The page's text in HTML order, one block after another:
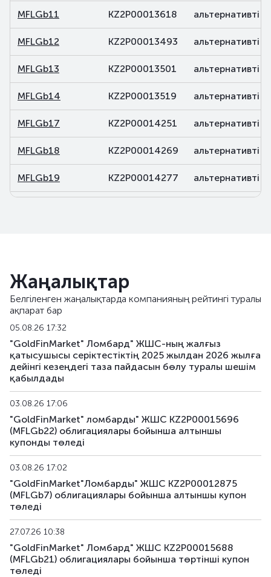
MFLGb11 KZ2P00013618 альтернативті
MFLGb12 KZ2P00013493 альтернативті
MFLGb13 KZ2P00013501 альтернативті
MFLGb14 KZ2P00013519 альтернативті
MFLGb17 KZ2P00014251 альтернативті
MFLGb18 KZ2P00014269 альтернативті
MFLGb19 KZ2P00014277 альтернативті
MFLGb23 KZ2P00015779
MFLGb24
MFLGb25 KZ2P00017056 альтернативті
MFLGb26 KZ2P00017064 альтернативті
MFLGb27 KZ2P00017072 альтернативті
MFLGb28 KZ2P00017080 альтернативті
Жаңалықтар
Белгіленген жаңалықтарда компанияның рейтингі туралы
ақпарат бар
05.08.26 17:32
"GoldFinMarket" Ломбард" ЖШС-ның жалғыз
қатысушысы серіктестіктің 2025 жылдан 2026 жылға
дейінгі кезеңдегі таза пайдасын бөлу туралы шешім
қабылдады
03.08.26 17:06
"GoldFinMarket" ломбарды" ЖШС KZ2P00015696
(MFLGb22) облигациялары бойынша алтыншы
купонды төледі
03.08.26 17:02
"GoldFinMarket"Ломбарды" ЖШС KZ2P00012875
(MFLGb7) облигациялары бойынша алтыншы купон
төледі
27.07.26 10:38
"GoldFinMarket" Ломбард" ЖШС KZ2P00015688
(MFLGb21) облигациялары бойынша төртінші купон
төледі